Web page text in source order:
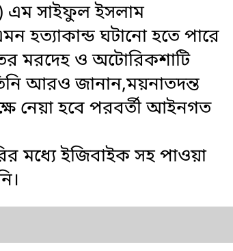
এম সাইফুল ইসলাম
হত্যাকান্ড ঘটানো হতে পারে
মরদেহ ও অটোরিকশাটি
আরও জানান,ময়নাতদন্ত
নেয়া হবে পরবর্তী আইনগত
মধ্যে ইজিবাইক সহ পাওয়া